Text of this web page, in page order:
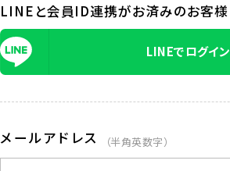
LINEと会員ID連携がお済みのお客様
LINEでログイン
メールアドレス （半角英数字）